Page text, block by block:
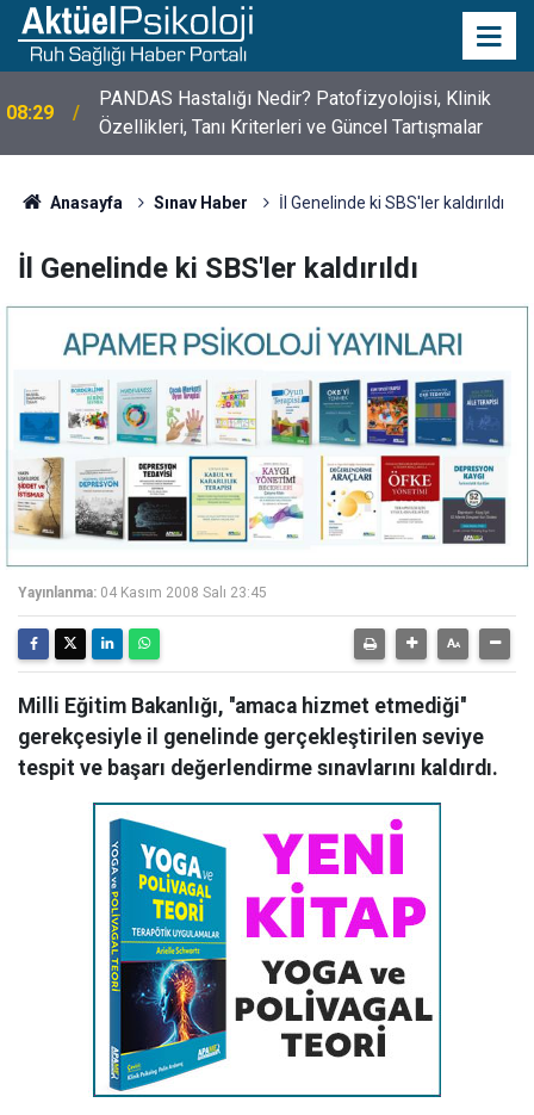
10:30
10 Mayıs Psikologlar Günü Nasıl Ortaya Çıktı? 10
Mayıs Tarihinin Hikayesi
Anasayfa Sınav Haber İl Genelinde ki SBS'ler kaldırıldı
İl Genelinde ki SBS'ler kaldırıldı
Yayınlanma: 04 Kasım 2008 Salı 23:45
Milli Eğitim Bakanlığı, ''amaca hizmet etmediği''
gerekçesiyle il genelinde gerçekleştirilen seviye
tespit ve başarı değerlendirme sınavlarını kaldırdı.